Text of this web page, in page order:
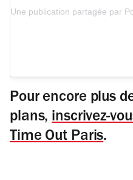
Pour encore plus
plans,inscrivez-
Time Out Paris.